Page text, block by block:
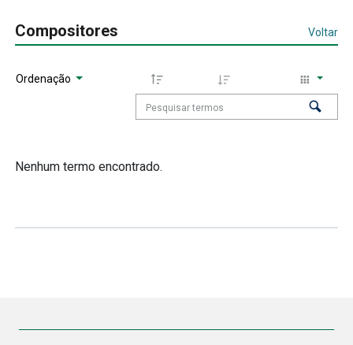
Compositores Voltar
Ordenação
Nenhum termo encontrado.